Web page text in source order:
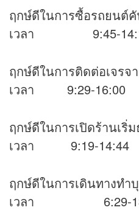
ฤกษ์ดีในการซื้อรถยนต์
เวลา 9:45-
ฤกษ์ดีในการติดต่อเจรจ
เวลา 9:29-16:00
ฤกษ์ดีในการเปิดร้านเริ่
เวลา 9:19-14:44
ฤกษ์ดีในการเดินทางทำ
เวลา 6:29-